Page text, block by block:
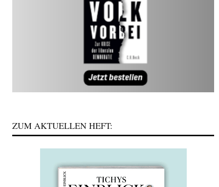
ZUM AKTUELLEN HEFT: